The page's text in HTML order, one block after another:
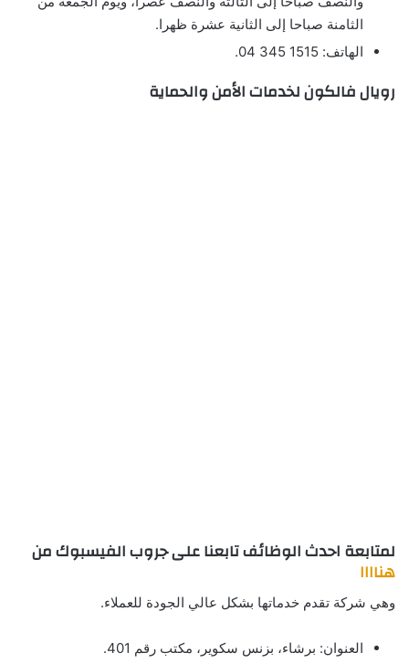
الثامنة صباحا إلى الثانية عشرة ظهرا.
الهاتف: 1515 345 04.
رويال فالكون لخدمات الأمن والحماية
لمتابعة احدث الوظائف تابعنا على جروب الفيسبوك من
هناااا
وهي شركة تقدم خدماتها بشكل عالي الجودة للعملاء.
العنوان: برشاء، بزنس سكوير، مكتب رقم 401.